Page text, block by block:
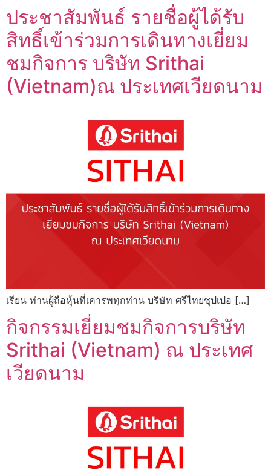
ประชาสัมพันธ์ รายชื่อผู้ได้รับ
สิทธิ์เข้าร่วมการเดินทางเยี่ยม
ชมกิจการ บริษัท Srithai
(Vietnam)ณ ประเทศเวียดนาม
เรียน ท่านผู้ถือหุ้นที่เคารพทุกท่าน บริษัท ศรีไทยซุปเปอ […]
กิจกรรมเยี่ยมชมกิจการบริษัท
Srithai (Vietnam) ณ ประเทศ
เวียดนาม